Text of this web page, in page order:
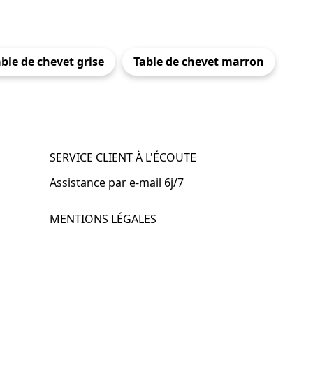
de chevet grise
Table de chevet marron
SERVICE CLIENT À L'ÉCOUTE
Assistance par e-mail 6j/7
MENTIONS LÉGALES